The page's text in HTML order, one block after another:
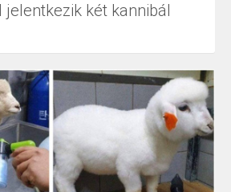
jelentkezik két kannibál